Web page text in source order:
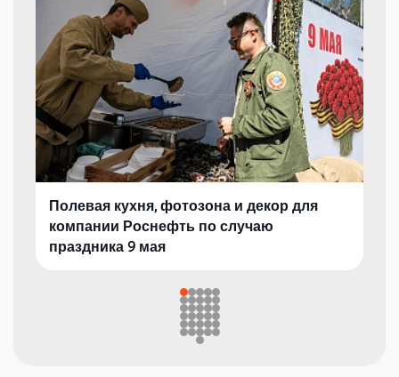
Полевая кухня, фотозона и декор для
компании Роснефть по случаю
праздника 9 мая